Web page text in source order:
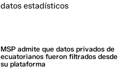
datos estadísticos
MSP admite que datos privados de
ecuatorianos fueron filtrados desde
su plataforma